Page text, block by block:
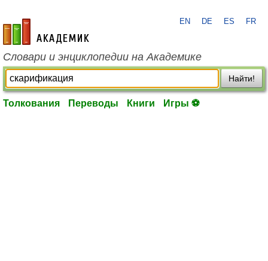
academic.ru
EN DE ES FR
Словари и энциклопедии на Академике
Найти!
Толкования Переводы Книги Игры ⚽